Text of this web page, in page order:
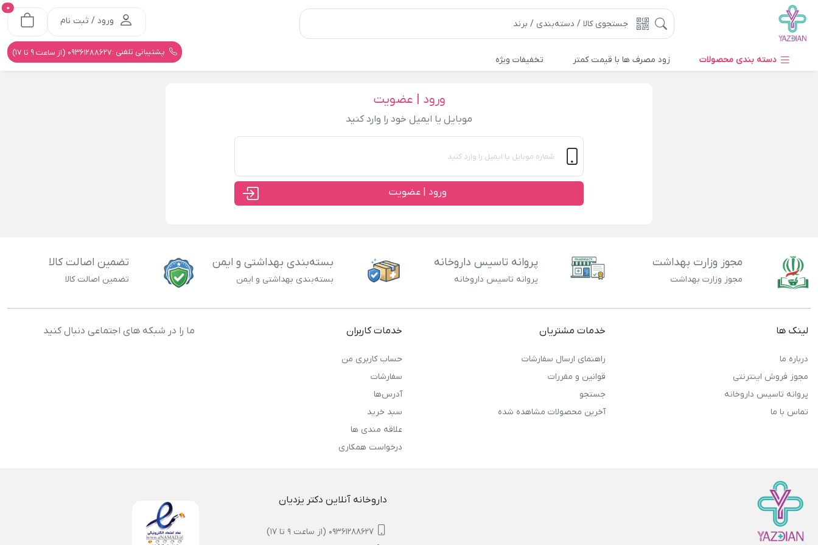
ورود / ثبت نام
0
پشتیبانی تلفنی :09361288627 (از ساعت 9 تا 17)
دسته بندی محصولات زود مصرف ها با قیمت کمتر تخفیفات ویژه
ورود | عضویت
موبایل یا ایمیل خود را وارد کنید
ورود | عضویت
مجوز وزارت بهداشت
مجوز وزارت بهداشت
پروانه تاسیس داروخانه
پروانه تاسیس داروخانه
بسته‌بندی بهداشتی و ایمن
بسته‌بندی بهداشتی و ایمن
تضمین اصالت کالا
تضمین اصالت کالا
لینک ها
درباره ما
مجوز فروش اینترنتی
پروانه تاسیس داروخانه
تماس با ما
خدمات مشتریان
راهنمای ارسال سفارشات
قوانین و مقررات
جستجو
آخرین محصولات مشاهده شده
خدمات کاربران
حساب کاربری من
سفارشات
آدرس‌ها
سبد خرید
علاقه مندی ها
درخواست همکاری
ما را در شبکه های اجتماعی دنبال کنید
داروخانه آنلاین دکتر یزدیان
09361288627 (از ساعت 9 تا 17)